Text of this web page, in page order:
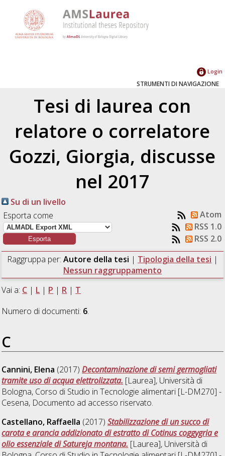
Login
STRUMENTI DI NAVIGAZIONE
Tesi di laurea con
relatore o correlatore
Gozzi, Giorgia, discusse
nel 2017
Su di un livello
Esporta come
Atom
RSS 1.0
RSS 2.0
Raggruppa per: Autore della tesi | Tipologia della tesi |
Nessun raggruppamento
Vai a: C | L | P | R | T
Numero di documenti: 6.
C
Cannini, Elena (2017)Decontaminazione di semi germogliati
tramite uso di acqua elettrolizzata. [Laurea], Università di
Bologna, Corso di Studio inTecnologie alimentari [L-DM270] -
Cesena, Documento ad accesso riservato.
Castellano, Raffaella (2017)Stabilizzazione di un succo di
carota e arancia addizionato di estratto di Cotinus coggygria e
olio essenziale di Satureja montana. [Laurea], Università di